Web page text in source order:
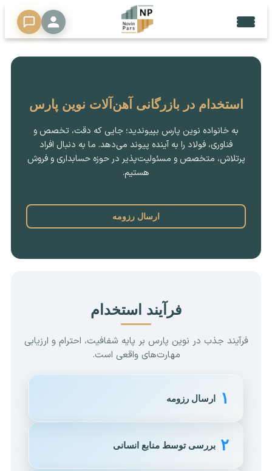
🔍
تحلیل
دلار
شغلی
تماس
ما
استخدام در بازرگانی آهن‌آلات نوین پارس
به خانواده نوین پارس بپیوندید؛ جایی که دقت، تخصص و
فناوری، فولاد را به آینده پیوند می‌دهد. ما به دنبال افراد
پرتلاش، متخصص و مسئولیت‌پذیر در حوزه حسابداری و فروش
هستیم.
ارسال رزومه
فرآیند استخدام
فرآیند جذب در نوین پارس بر پایه شفافیت، احترام و ارزیابی
مهارت‌های واقعی است.
۱ ارسال رزومه
۲ بررسی توسط منابع انسانی